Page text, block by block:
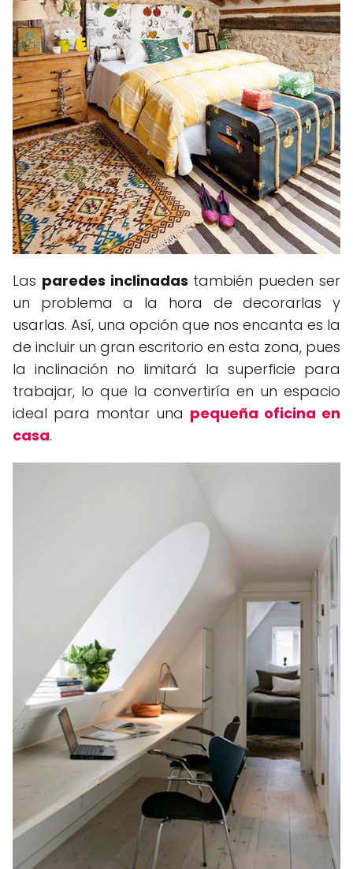
Las paredes inclinadas también pueden ser
un problema a la hora de decorarlas y
usarlas. Así, una opción que nos encanta es la
de incluir un gran escritorio en esta zona, pues
la inclinación no limitará la superficie para
trabajar, lo que la convertiría en un espacio
ideal para montar una pequeña oficina en
casa.